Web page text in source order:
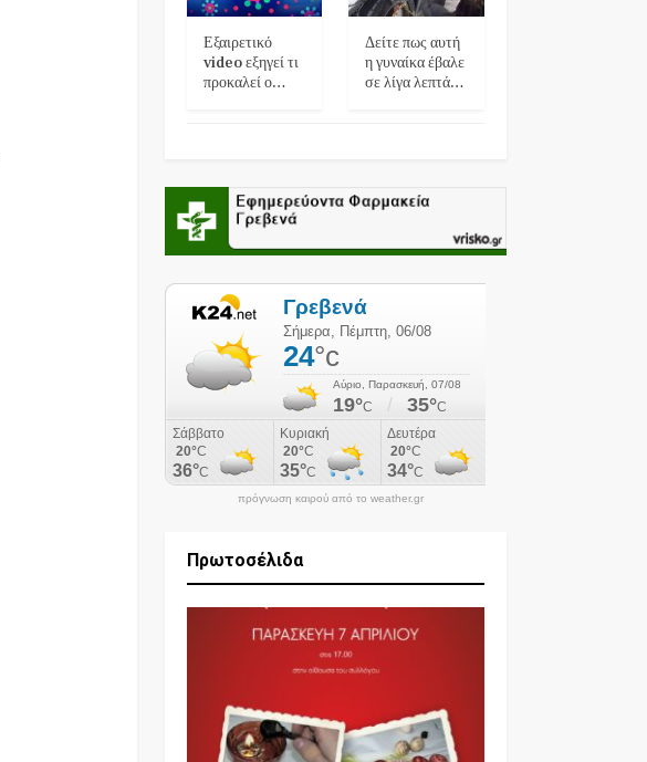
Εξαιρετικό
video εξηγεί τι
προκαλεί ο…
Δείτε πως αυτή
η γυναίκα έβαλε
σε λίγα λεπτά…
πρόγνωση καιρού από το weather.gr
Πρωτοσέλιδα